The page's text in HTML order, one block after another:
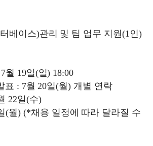
베이스)관리 및 팀 업무 지원(1인)
월 19일(일) 18:00
표 : 7월20일(월) 개별 연락
22일(수)
(월) (*채용 일정에 따라 달라질 수